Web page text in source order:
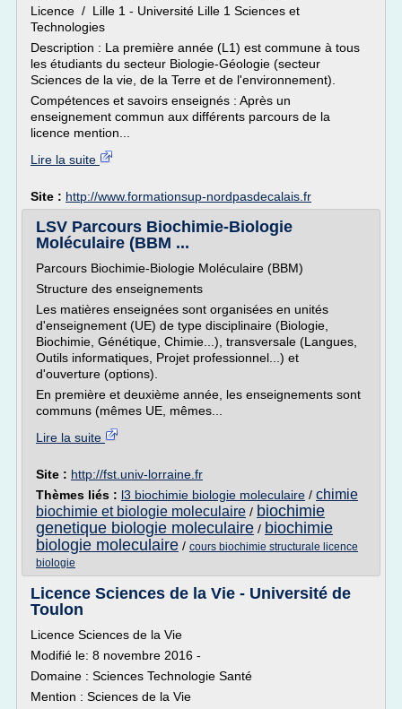
Licence / Lille 1 - Université Lille 1 Sciences et
Technologies
Description : La première année (L1) est commune à tous
les étudiants du secteur Biologie-Géologie (secteur
Sciences de la vie, de la Terre et de l'environnement).
Compétences et savoirs enseignés : Après un
enseignement commun aux différents parcours de la
licence mention...
Lire la suite
Site : http://www.formationsup-nordpasdecalais.fr
LSV Parcours Biochimie-Biologie
Moléculaire (BBM ...
Parcours Biochimie-Biologie Moléculaire (BBM)
Structure des enseignements
Les matières enseignées sont organisées en unités
d'enseignement (UE) de type disciplinaire (Biologie,
Biochimie, Génétique, Chimie...), transversale (Langues,
Outils informatiques, Projet professionnel...) et
d'ouverture (options).
En première et deuxième année, les enseignements sont
communs (mêmes UE, mêmes...
Lire la suite
Site : http://fst.univ-lorraine.fr
Thèmes liés : l3 biochimie biologie moleculaire / chimie
biochimie et biologie moleculaire / biochimie
genetique biologie moleculaire / biochimie
biologie moleculaire / cours biochimie structurale licence
biologie
Licence Sciences de la Vie - Université de
Toulon
Licence Sciences de la Vie
Modifié le: 8 novembre 2016 -
Domaine : Sciences Technologie Santé
Mention : Sciences de la Vie